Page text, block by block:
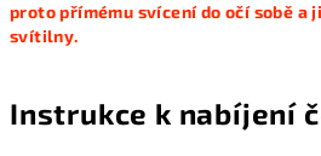
proto přímému svícení do očí sobě a
svítilny.
Instrukce k nabíjení